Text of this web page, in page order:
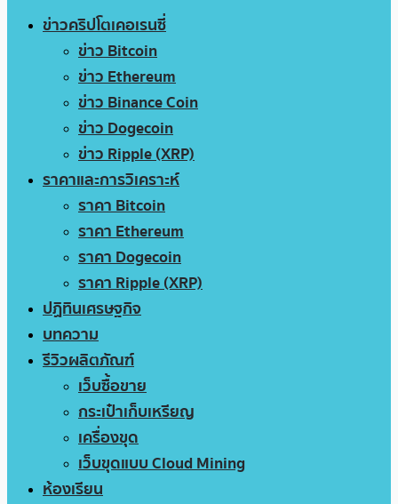
ข่าวคริปโตเคอเรนซี่
ข่าว Bitcoin
ข่าว Ethereum
ข่าว Binance Coin
ข่าว Dogecoin
ข่าว Ripple (XRP)
ราคาและการวิเคราะห์
ราคา Bitcoin
ราคา Ethereum
ราคา Dogecoin
ราคา Ripple (XRP)
ปฏิทินเศรษฐกิจ
บทความ
รีวิวผลิตภัณฑ์
เว็บซื้อขาย
กระเป๋าเก็บเหรียญ
เครื่องขุด
เว็บขุดแบบ Cloud Mining
ห้องเรียน